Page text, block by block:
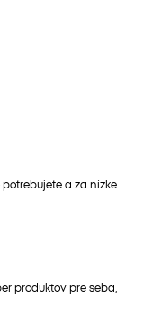
a za nízke
produktov pre seba,